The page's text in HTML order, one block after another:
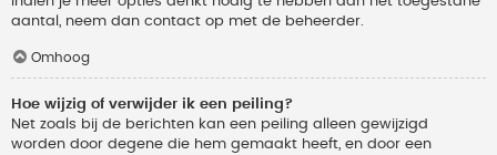
aantal, neem dan contact op met de beheerder.
Omhoog
Hoe wijzig of verwijder ik een peiling?
Net zoals bij de berichten kan een peiling alleen gewijzigd
worden door degene die hem gemaakt heeft, en door een